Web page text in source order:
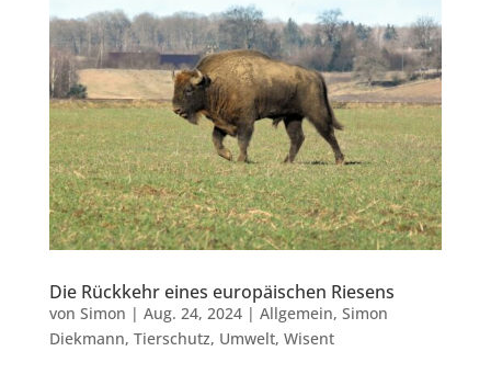
Die Rückkehr eines europäischen Riesens
von Simon | Aug. 24, 2024| Allgemein, Simon
Diekmann, Tierschutz, Umwelt, Wisent